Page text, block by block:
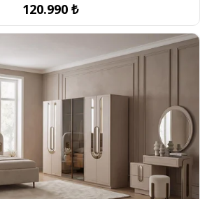
120.990 ₺